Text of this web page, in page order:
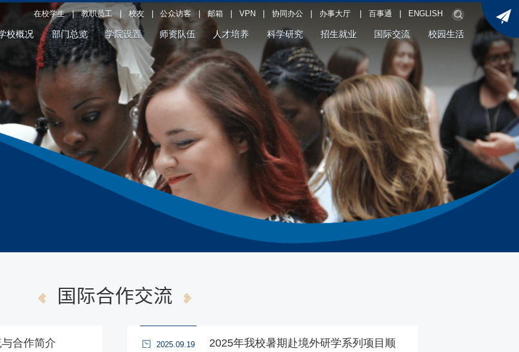
在校学生 | 教职员工 校友 公众访客 邮箱 VPN 协同办公 办事大厅 百事通 ENGLISH
校概况 部门总览 学院设置 师资队伍 人才培养 科学研究 招生就业 国际交流 校园生活
国际合作交流
合作简介 2025.09.19
2025年我校暑期赴境外研学系列项目顺